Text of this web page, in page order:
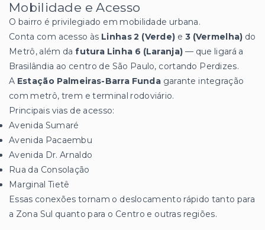
Mobilidade e Acesso
O bairro é privilegiado em mobilidade urbana.
Conta com acesso às Linhas 2 (Verde) e 3 (Vermelha) do
Metrô, além dafutura Linha 6 (Laranja) — que ligará a
Brasilândia ao centro de São Paulo, cortando Perdizes.
A Estação Palmeiras-Barra Funda garante integração
com metrô, trem e terminal rodoviário.
Principais vias de acesso:
Avenida Sumaré
Avenida Pacaembu
Avenida Dr. Arnaldo
Rua da Consolação
Marginal Tietê
Essas conexões tornam o deslocamento rápido tanto para
a Zona Sul quanto para o Centro e outras regiões.